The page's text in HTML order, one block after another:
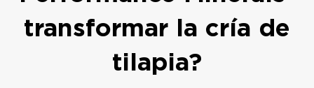
transformar la cría de
tilapia?